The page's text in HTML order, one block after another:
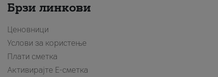
Брзи линкови
Ценовници
Услови за користење
Плати сметка
Активирајте Е-сметка